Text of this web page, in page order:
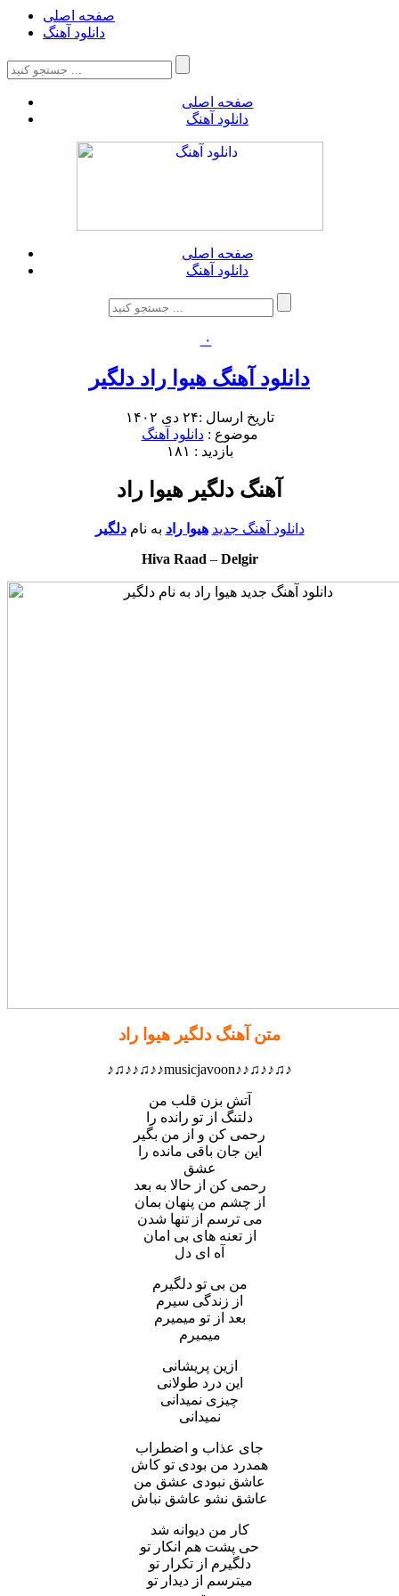
صفحه اصلی
دانلود آهنگ
صفحه اصلی
دانلود آهنگ
صفحه اصلی
دانلود آهنگ
۰
دانلود آهنگ هیوا راد دلگیر
تاریخ ارسال :۲۴ دی ۱۴۰۲
موضوع :دانلود آهنگ
بازدید : ۱۸۱
آهنگ دلگیر هیوا راد
دانلود آهنگ جدید هیوا راد به نامدلگیر
Hiva Raad – Delgir
متن آهنگ دلگیر هیوا راد
♪♫♪♪♫♪♪musicjavoon♪♪♫♪♪♫♪
آتش بزن قلب من
دلتنگ از تو رانده را
رحمی کن و از من بگیر
این جان باقی مانده را
عشق
رحمی کن از حالا به بعد
از چشم من پنهان بمان
می ترسم از تنها شدن
از تعنه های بی امان
آه ای دل
من بی تو دلگیرم
از زندگی سیرم
بعد از تو میمیرم
میمیرم
ازین پریشانی
این درد طولانی
چیزی نمیدانی
نمیدانی
جای عذاب و اضطراب
همدرد من بودی تو کاش
عاشق نبودی عشق من
عاشق نشو عاشق نباش
کار من دیوانه شد
حی پشت هم انکار تو
دلگیرم از تکرار تو
میترسم از دیدار تو